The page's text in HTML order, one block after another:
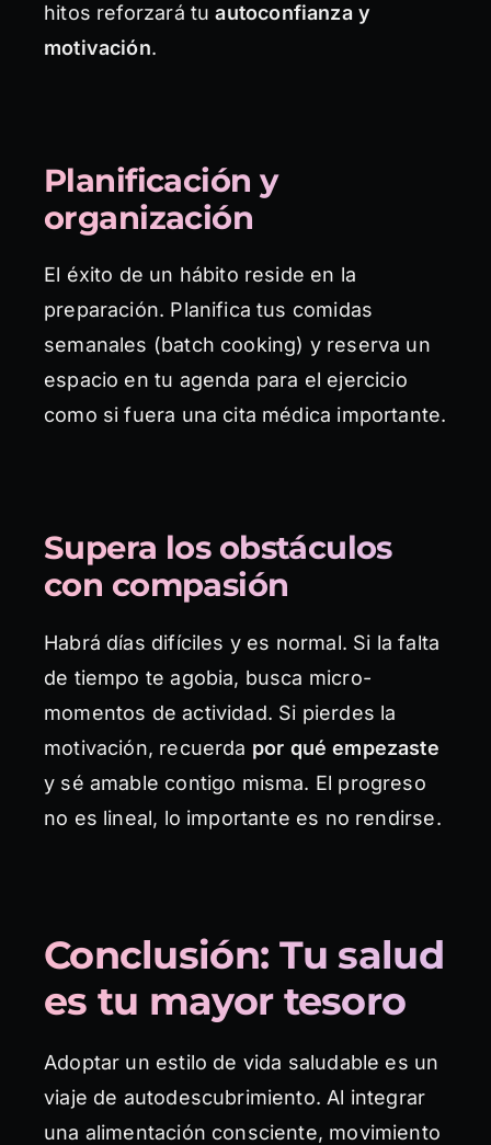
hitos reforzará tuautoconfianza y
motivación.
Planificación y
organización
El éxito de un hábito reside en la
preparación. Planifica tus comidas
semanales (batch cooking) y reserva un
espacio en tu agenda para el ejercicio
como si fuera una cita médica importante.
Supera los obstáculos
con compasión
Habrá días difíciles y es normal. Si la falta
de tiempo te agobia, busca micro-
momentos de actividad. Si pierdes la
motivación, recuerda por qué empezaste
y sé amable contigo misma. El progreso
no es lineal, lo importante es no rendirse.
Conclusión: Tu salud
es tu mayor tesoro
Adoptar un estilo de vida saludable es un
viaje de autodescubrimiento. Al integrar
una alimentación consciente, movimiento